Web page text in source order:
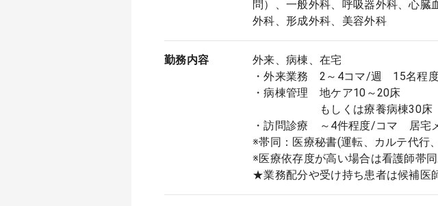
問）、一般外科、呼吸器外科、心臓
外科、形成外科、美容外科
勤務内容
外来、病棟、在宅
・外来業務 2～4コマ/週 15名程
・病棟管理 地ケア10～20床
もしくは療養病棟30床
・訪問診療 ～4件程度/コマ 居宅
※帯同：医療秘書(運転、カルテ代行
※医療依存度が高い場合は看護師帯同
★業務配分や受け持ち患者は候補医